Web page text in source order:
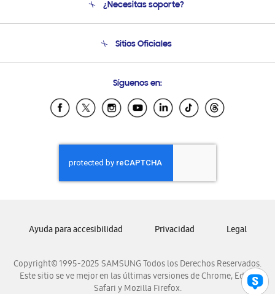
Soporte
Condiciones de Compra
¿Necesitas soporte?
Soporte vía eMail
Sitios Oficiales
Samsung Ecuador
Samsung El Salvador
Samsung Honduras
Samsung Nicaragua
Samsung Panamá
Samsung Venezuela
Síguenos en:
Copyright© 1995-2025 SAMSUNG Todos los Derechos Reservados.
Este sitio se ve mejor en las últimas versiones de Chrome, Edge,
Safari y Mozilla Firefox.
Ayuda para accesibilidad Privacidad Legal